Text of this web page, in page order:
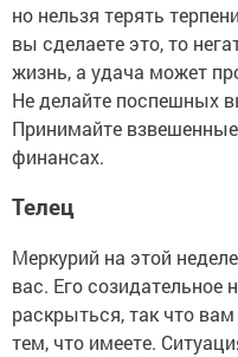
но нельзя терять
вы сделаете это, то
жизнь, а удача может
Не делайте поспешных
Принимайте
финансах.
Телец
Меркурий на этой
вас. Его
раскрыться, так что
тем, что имеете.